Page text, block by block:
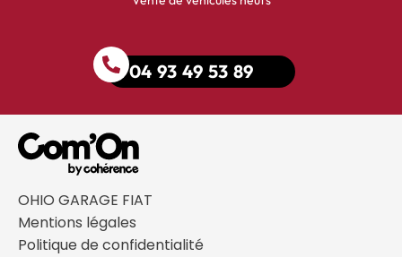
04 93 49 53 89
OHIO GARAGE FIAT
Mentions légales
Politique de confidentialité